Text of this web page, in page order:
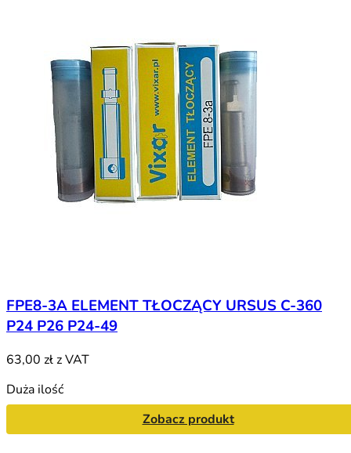
FPE8-3A ELEMENT TŁOCZĄCY URSUS C-360
P24 P26 P24-49
63,00 złz VAT
Duża ilość
Zobacz produkt